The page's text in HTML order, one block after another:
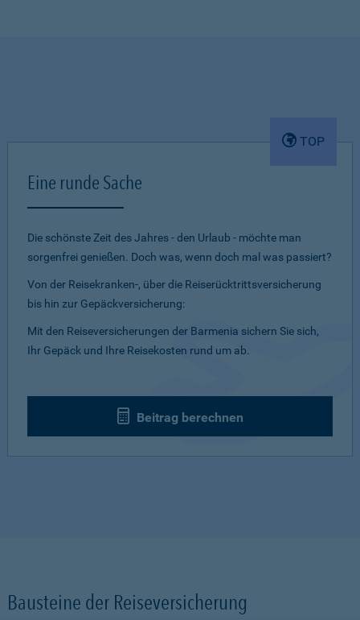
TOP
Eine runde Sache
Die schönste Zeit des Jahres - den Urlaub - möchte man
sorgenfrei genießen. Doch was, wenn doch mal was passiert?
Von der Reisekranken-, über die Reiserücktrittsversicherung
bis hin zur Gepäckversicherung:
Mit den Reiseversicherungen der Barmenia sichern Sie sich,
Ihr Gepäck und Ihre Reisekosten rund um ab.
Beitrag berechnen
Bausteine der Reiseversicherung